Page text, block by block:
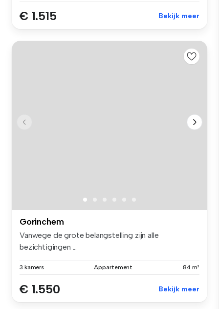
€ 1.515 Bekijk meer
Gorinchem
Vanwege de grote belangstelling zijn alle
bezichtigingen ...
3 kamers Appartement 84 m²
€ 1.550 Bekijk meer